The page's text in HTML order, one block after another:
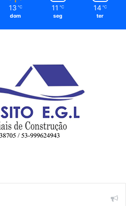
13 ℃
dom
11 ℃
seg
14 ℃
ter